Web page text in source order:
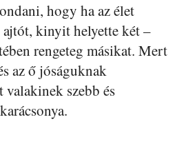
hogy ha az élet
kinyit helyette két –
rengeteg másikat. Mert
az ő jóságuknak
valakinek szebb és